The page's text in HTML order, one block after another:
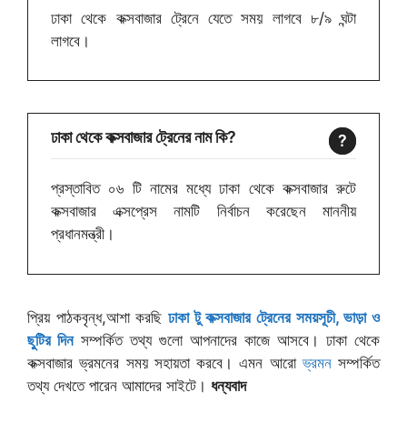
ঢাকা থেকে কক্সবাজার ট্রেনে যেতে সময় লাগবে ৮/৯ ঘন্টা
লাগবে।
ঢাকা থেকে কক্সবাজার ট্রেনের নাম কি?
প্রস্তাবিত ০৬ টি নামের মধ্যে ঢাকা থেকে কক্সবাজার রুটে
কক্সবাজার এক্সপ্রেস নামটি নির্বাচন করেছেন মাননীয়
প্রধানমন্ত্রী।
প্রিয় পাঠকবৃন্ধ,আশা করছি ঢাকা টু কক্সবাজার ট্রেনের সময়সূচী, ভাড়া ও
ছুটির দিনসম্পর্কিত তথ্য গুলো আপনাদের কাজে আসবে। ঢাকা থেকে
কক্সবাজার ভ্রমনের সময় সহায়তা করবে। এমন আরোভ্রমনসম্পর্কিত
তথ্য দেখতে পারেন আমাদের সাইটে। ধন্যবাদ